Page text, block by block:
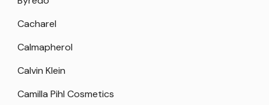
Cacharel
Calmapherol
Calvin Klein
Camilla Pihl Cosmetics